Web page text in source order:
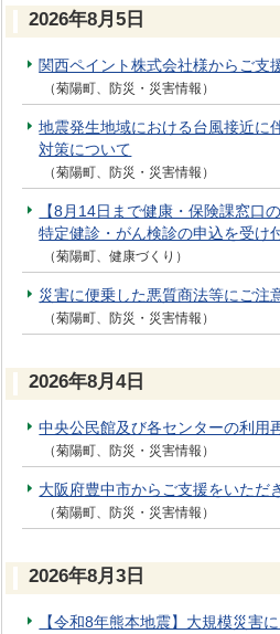
2026年8月5日
関西ペイント株式会社様からご支
（菊陽町、防災・災害情報）
地震発生地域における台風接近に
対策について
（菊陽町、防災・災害情報）
【8月14日まで健康・保険課窓口
特定健診・がん検診の申込を受け
（菊陽町、健康づくり）
災害に便乗した悪質商法等にご注
（菊陽町、防災・災害情報）
2026年8月4日
中央公民館及び各センターの利用
（菊陽町、防災・災害情報）
大阪府豊中市からご支援をいただ
（菊陽町、防災・災害情報）
2026年8月3日
【令和8年熊本地震】大規模災害